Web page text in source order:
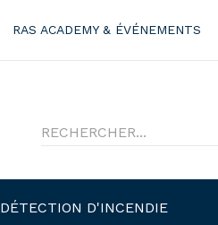
RAS ACADEMY & ÉVÉNEMENTS
DÉTECTION D'INCENDIE